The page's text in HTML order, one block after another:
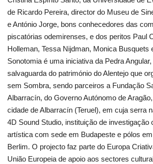
de Ricardo Pereira, director do Museu de
e António Jorge, bons conhecedores das
piscatórias odemirenses, e dos peritos Paul
Holleman, Tessa Nijdman, Monica Busquets
Sonotomia é uma iniciativa da Pedra
salvaguarda do património do Alentejo que
sem Sombra, sendo parceiros a Fundação
Albarracín, do Governo Autónomo de
cidade de Albarracín (Teruel), em cuja serra
4D Sound Studio, instituição de investigação
artística com sede em Budapeste e pólos
Berlim. O projecto faz parte do Europa
União Europeia de apoio aos sectores